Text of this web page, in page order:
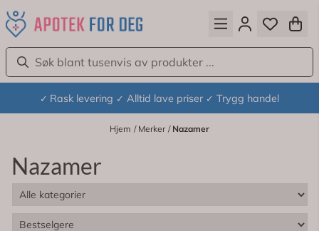
Hopp til innhold
✓ Rask levering ✓ Alltid lave priser ✓ Trygg handel
Hjem / Merker / Nazamer
Nazamer